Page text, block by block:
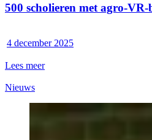
500 scholieren met agro-
4 december 2025
Lees meer
Nieuws